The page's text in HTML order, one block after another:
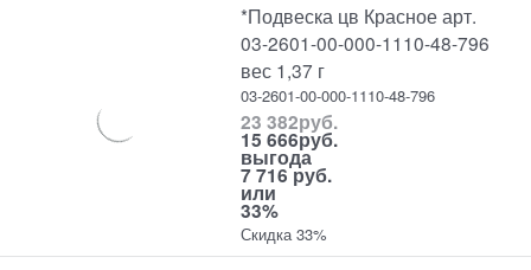
*Подвеска цв Красное арт.
03-2601-00-000-1110-48-796
вес 1,37 г
03-2601-00-000-1110-48-796
23 382руб.
15 666руб.
выгода
7 716 руб.
или
33%
Скидка 33%